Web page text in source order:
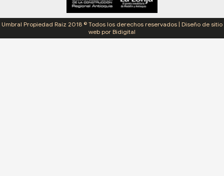
Umbral Propiedad Raíz 2018 © Todos los derechos reservados | Diseño de sitio
web por Bidigital